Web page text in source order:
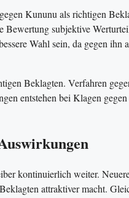
Kununu als richtigen
Bewertung subjektive
Wahl sein, da gegen ihn
Beklagten. Verfahren
entstehen bei Klagen
kontinuierlich weiter.
attraktiver macht.